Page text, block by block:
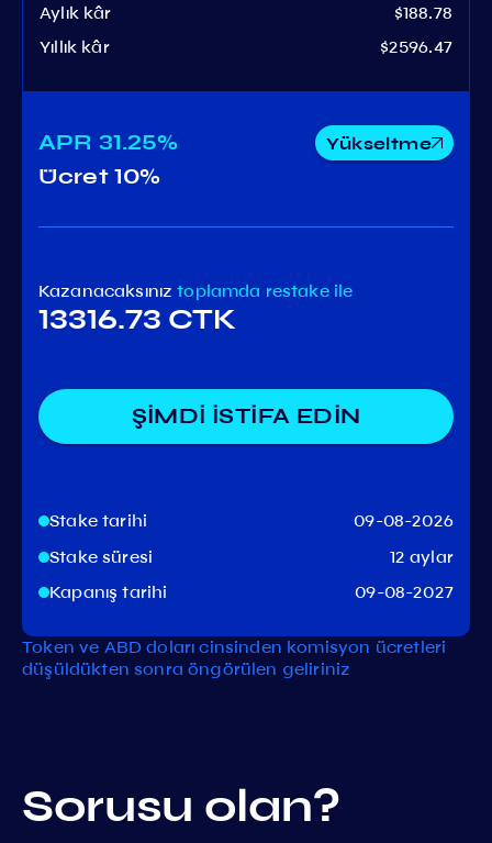
Aylık kâr
$188.78
Yıllık kâr
$2596.47
APR 31.25% Yükseltme
Ücret10%
Kazanacaksınız toplamda restake ile
13316.73 CTK
ŞİMDİ İSTİFA EDİN
Stake tarihi
09-08-2026
Stake süresi
12 aylar
Kapanış tarihi
09-08-2027
Token ve ABD doları cinsinden komisyon ücretleri
düşüldükten sonra öngörülen geliriniz
Sorusu olan?